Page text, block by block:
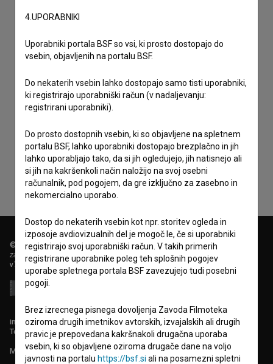
zbiranje, hrambo in obdelavo osebnih podatkov.
© 2018-2026, Filmoteka,
zavod za širjenje filmske kulture
v7.151.0
info@filmoteka.si
Tehnična pomoč: podpora@bsf.si
Mednarodna številka ISSN 2670-787X
4.UPORABNIKI
Uporabniki portala BSF so vsi, ki prosto dostopajo do
vsebin, objavljenih na portalu BSF.
Do nekaterih vsebin lahko dostopajo samo tisti uporabniki,
ki registrirajo uporabniški račun (v nadaljevanju:
registrirani uporabniki).
Do prosto dostopnih vsebin, ki so objavljene na spletnem
portalu BSF, lahko uporabniki dostopajo brezplačno in jih
lahko uporabljajo tako, da si jih ogledujejo, jih natisnejo ali
si jih na kakršenkoli način naložijo na svoj osebni
računalnik, pod pogojem, da gre izključno za zasebno in
nekomercialno uporabo.
Dostop do nekaterih vsebin kot npr. storitev ogleda in
izposoje avdiovizualnih del je mogoč le, če si uporabniki
registrirajo svoj uporabniški račun. V takih primerih
registrirane uporabnike poleg teh splošnih pogojev
uporabe spletnega portala BSF zavezujejo tudi posebni
pogoji.
Brez izrecnega pisnega dovoljenja Zavoda Filmoteka
oziroma drugih imetnikov avtorskih, izvajalskih ali drugih
pravic je prepovedana kakršnakoli drugačna uporaba
vsebin, ki so objavljene oziroma drugače dane na voljo
javnosti na portalu https://bsf.si ali na posamezni spletni